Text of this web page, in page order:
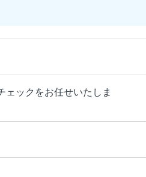
ェックをお任せいたしま